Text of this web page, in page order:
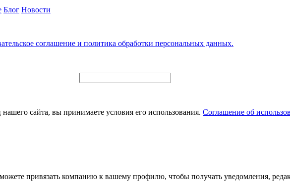
Блог Новости
соглашение и политика обработки персональных данных.
сайта, вы принимаете условия его использования. Соглашение об
привязать компанию к вашему профилю, чтобы получать уведомления,